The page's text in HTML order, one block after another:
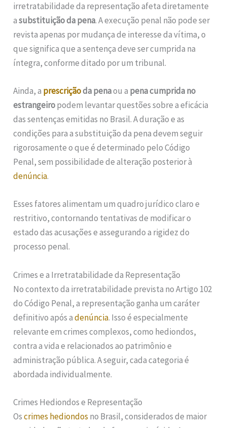
irretratabilidade da representação afeta diretamente
asubstituição da pena. A execução penal não pode ser
revista apenas por mudança de interesse da vítima, o
que significa que a sentença deve ser cumprida na
íntegra, conforme ditado por um tribunal.
Ainda, a prescriçãoda penaou a pena cumprida no
estrangeiropodem levantar questões sobre a eficácia
das sentenças emitidas no Brasil. A duração e as
condições para a substituição da pena devem seguir
rigorosamente o que é determinado pelo Código
Penal, sem possibilidade de alteração posterior à
denúncia.
Esses fatores alimentam um quadro jurídico claro e
restritivo, contornando tentativas de modificar o
estado das acusações e assegurando a rigidez do
processo penal.
Crimes e a Irretratabilidade da Representação
No contexto da irretratabilidade prevista no Artigo 102
do Código Penal, a representação ganha um caráter
definitivo após adenúncia. Isso é especialmente
relevante em crimes complexos, como hediondos,
contra a vida e relacionados ao patrimônio e
administração pública. A seguir, cada categoria é
abordada individualmente.
Crimes Hediondos e Representação
Oscrimes hediondos no Brasil, considerados de maior